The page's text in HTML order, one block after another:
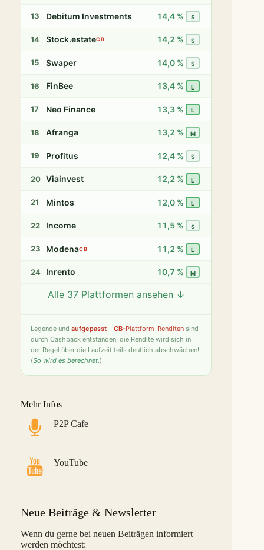
13 Debitum Investments 14,4 % S
14 Stock.estateCB 14,2 % S
15 Swaper 14,0 % S
16 FinBee 13,4 % L
17 Neo Finance 13,3 % L
18 Afranga 13,2 % M
19 Profitus 12,4 % S
20 Viainvest 12,2 % L
21 Mintos 12,0 % L
22 Income 11,5 % S
23 ModenaCB 11,2 % L
24 Inrento 10,7 % M
Twino 9,8 %
27 PeerBerry 9,2 % S
28 Bondster
31
32 Savy
InSoil 2,6 % S
Alle 37 Plattformen ansehen ↓
Legende und aufgepasst – CB-Plattform-Renditen sind
durch Cashback entstanden, die Rendite wird sich in
der Regel über die Laufzeit teils deutlich abschwächen!
(So wird es berechnet.)
Mehr Infos
P2P Cafe
YouTube
Neue Beiträge & Newsletter
Wenn du gerne bei neuen Beiträgen informiert
werden möchtest: